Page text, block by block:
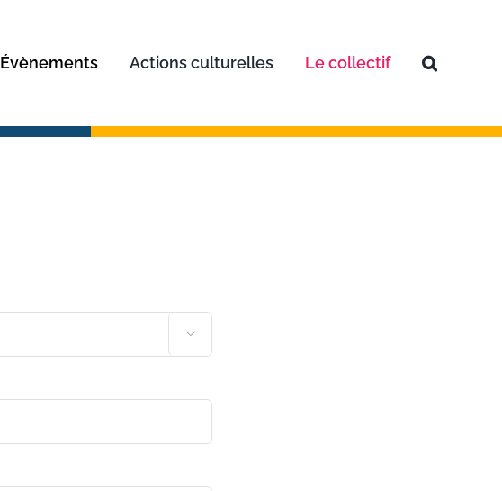
Évènements Actions culturelles Le collectif
